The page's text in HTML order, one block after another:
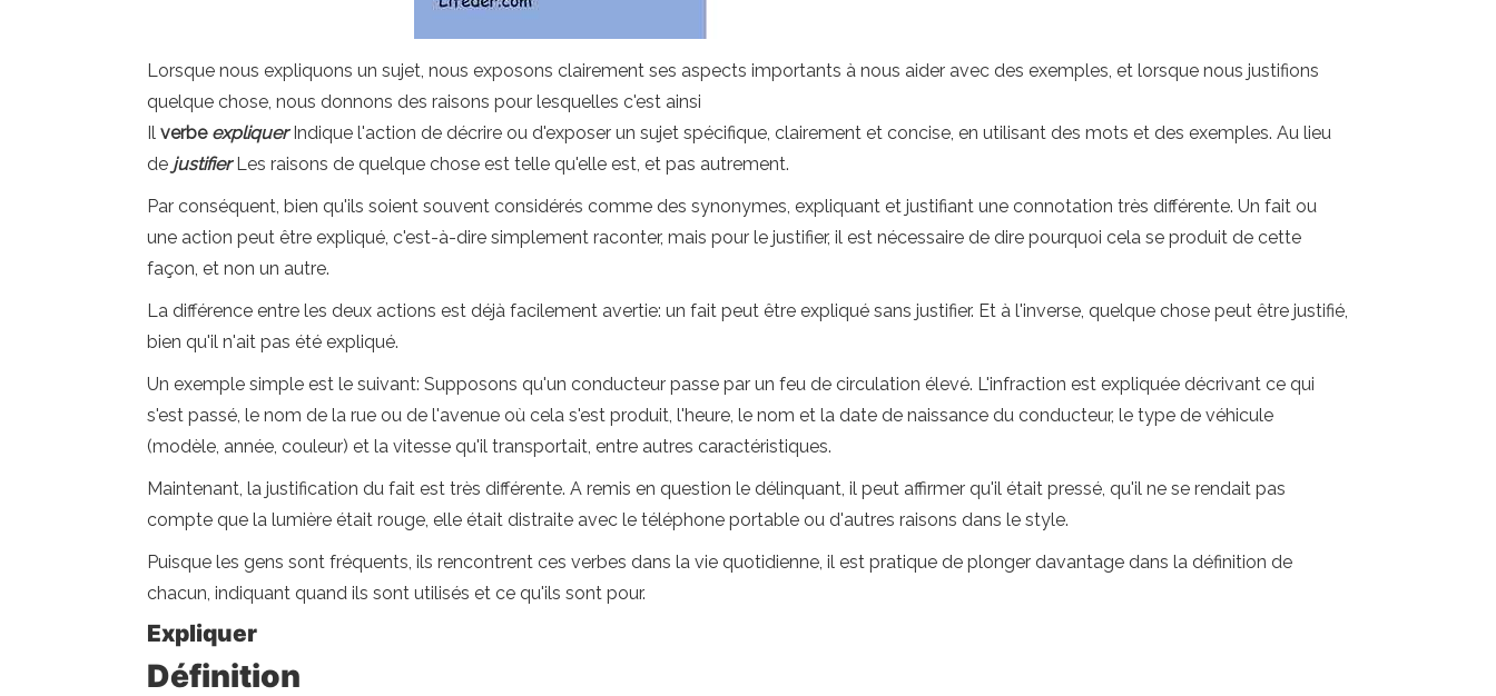
Lorsque nous expliquons un sujet, nous exposons clairement ses aspects importants à nous aider avec des exemples, et lorsque nous justifions
quelque chose, nous donnons des raisons pour lesquelles c'est ainsi
Il verbe expliquerIndique l'action de décrire ou d'exposer un sujet spécifique, clairement et concise, en utilisant des mots et des exemples. Au lieu
de justifierLes raisons de quelque chose est telle qu'elle est, et pas autrement.
Par conséquent, bien qu'ils soient souvent considérés comme des synonymes, expliquant et justifiant une connotation très différente. Un fait ou
une action peut être expliqué, c'est-à-dire simplement raconter, mais pour le justifier, il est nécessaire de dire pourquoi cela se produit de cette
façon, et non un autre.
La différence entre les deux actions est déjà facilement avertie: un fait peut être expliqué sans justifier. Et à l'inverse, quelque chose peut être justifié,
bien qu'il n'ait pas été expliqué.
Un exemple simple est le suivant: Supposons qu'un conducteur passe par un feu de circulation élevé. L'infraction est expliquée décrivant ce qui
s'est passé, le nom de la rue ou de l'avenue où cela s'est produit, l'heure, le nom et la date de naissance du conducteur, le type de véhicule
(modèle, année, couleur) et la vitesse qu'il transportait, entre autres caractéristiques.
Maintenant, la justification du fait est très différente. A remis en question le délinquant, il peut affirmer qu'il était pressé, qu'il ne se rendait pas
compte que la lumière était rouge, elle était distraite avec le téléphone portable ou d'autres raisons dans le style.
Puisque les gens sont fréquents, ils rencontrent ces verbes dans la vie quotidienne, il est pratique de plonger davantage dans la définition de
chacun, indiquant quand ils sont utilisés et ce qu'ils sont pour.
Expliquer
Définition